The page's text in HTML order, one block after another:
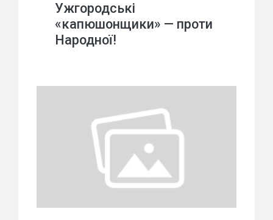
Ужгородські
«капюшонщики» — проти
Народної!